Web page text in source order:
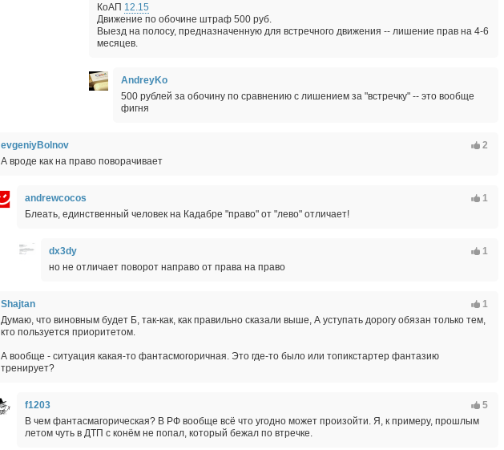
КоАП 12.15
Движение по обочине штраф 500 руб.
Выезд на полосу, предназначенную для встречного движения -- лишение прав на 4-6
месяцев.
AndreyKo
500 рублей за обочину по сравнению с лишением за "встречку" -- это вообще
фигня
2
evgeniyBolnov
А вроде как на право поворачивает
1
andrewcocos
Блеать, единственный человек на Кадабре "право" от "лево" отличает!
1
dx3dy
но не отличает поворот направо от права на право
1
Shajtan
Думаю, что виновным будет Б, так-как, как правильно сказали выше, А уступать дорогу обязан только тем,
кто пользуется приоритетом.
А вообще - ситуация какая-то фантасмогоричная. Это где-то было или топикстартер фантазию
тренирует?
5
f1203
В чем фантасмагорическая? В РФ вообще всё что угодно может произойти. Я, к примеру, прошлым
летом чуть в ДТП с конём не попал, который бежал по втречке.